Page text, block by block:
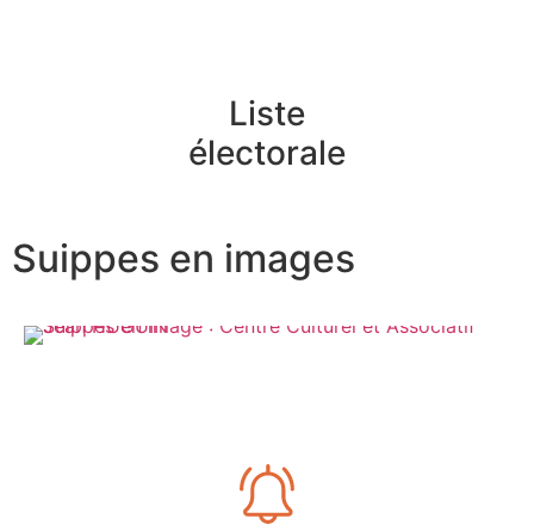
Liste
électorale
Suippes en images